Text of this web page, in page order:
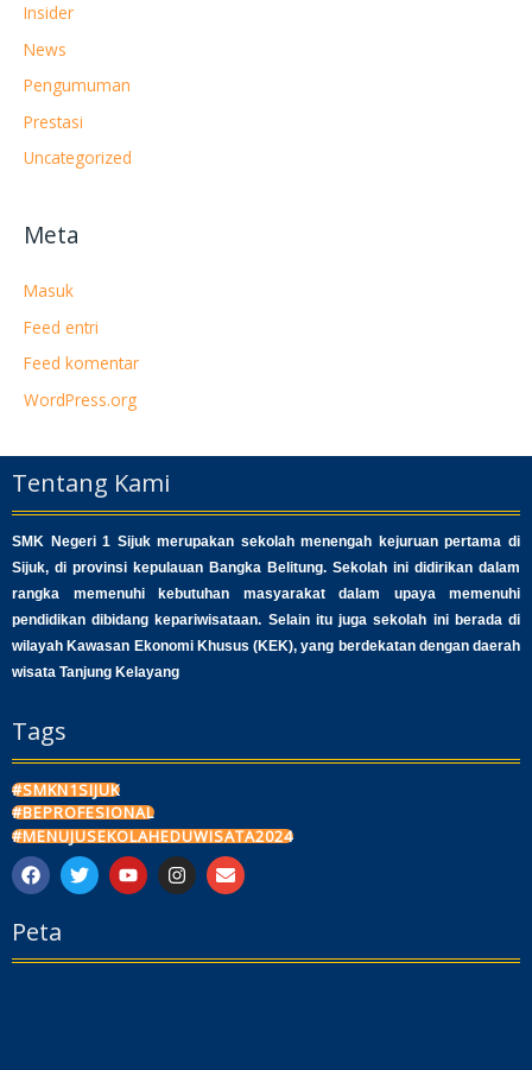
Insider
News
Pengumuman
Prestasi
Uncategorized
Meta
Masuk
Feed entri
Feed komentar
WordPress.org
Tentang Kami
SMK Negeri 1 Sijuk merupakan sekolah menengah kejuruan pertama di
Sijuk, di provinsi kepulauan Bangka Belitung. Sekolah ini didirikan dalam
rangka memenuhi kebutuhan masyarakat dalam upaya memenuhi
pendidikan dibidang kepariwisataan. Selain itu juga sekolah ini berada di
wilayah Kawasan Ekonomi Khusus (KEK), yang berdekatan dengan daerah
wisata Tanjung Kelayang
Tags
#SMKN1SIJUK
#BEPROFESIONAL
#MENUJUSEKOLAHEDUWISATA2024
F
a
e
b
T
w
t
Y
o
u
I
n
a
E
n
l
Peta